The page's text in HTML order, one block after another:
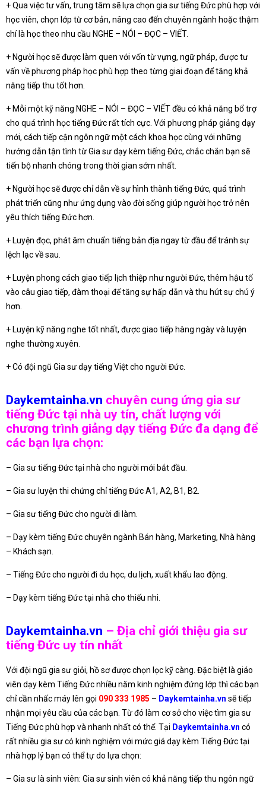
+ Qua việc tư vấn, trung tâm sẽ lựa chọn gia sư tiếng Đức phù hợp với
học viên, chọn lớp từ cơ bản, nâng cao đến chuyên ngành hoặc thậm
chí là học theo nhu cầu NGHE – NÓI – ĐỌC – VIẾT.
+ Người học sẽ được làm quen với vốn từ vựng, ngữ pháp, được tư
vấn về phương pháp học phù hợp theo từng giai đoạn để tăng khả
năng tiếp thu tốt hơn.
+ Mỗi một kỹ năng NGHE – NÓI – ĐỌC – VIẾT đều có khả năng bổ trợ
cho quá trình học tiếng Đức rất tích cực. Với phương pháp giảng dạy
mới, cách tiếp cận ngôn ngữ một cách khoa học cùng với những
hướng dẫn tận tình từ Gia sư dạy kèm tiếng Đức, chắc chắn bạn sẽ
tiến bộ nhanh chóng trong thời gian sớm nhất.
+ Người học sẽ được chỉ dẫn về sự hình thành tiếng Đức, quá trình
phát triển cũng như ứng dụng vào đời sống giúp người học trở nên
yêu thích tiếng Đức hơn.
+ Luyện đọc, phát âm chuẩn tiếng bản địa ngay từ đầu để tránh sự
lệch lạc về sau.
+ Luyện phong cách giao tiếp lịch thiệp như người Đức, thêm hậu tố
vào câu giao tiếp, đàm thoại để tăng sự hấp dẫn và thu hút sự chú ý
hơn.
+ Luyện kỹ năng nghe tốt nhất, được giao tiếp hàng ngày và luyện
nghe thường xuyên.
+ Có đội ngũ Gia sư dạy tiếng Việt cho người Đức.
Daykemtainha.vn chuyên cung ứng gia sư
tiếng Đức tại nhà uy tín, chất lượng với
chương trình giảng dạy tiếng Đức đa dạng để
các bạn lựa chọn:
– Gia sư tiếng Đức tại nhà cho người mới bắt đầu.
– Gia sư luyện thi chứng chỉ tiếng Đức A1, A2, B1, B2.
– Gia sư tiếng Đức cho người đi làm.
– Dạy kèm tiếng Đức chuyên ngành Bán hàng, Marketing, Nhà hàng
– Khách sạn.
– Tiếng Đức cho người đi du học, du lịch, xuất khẩu lao động.
– Dạy kèm tiếng Đức tại nhà cho thiếu nhi.
Daykemtainha.vn – Địa chỉ giới thiệu gia sư
tiếng Đức uy tín nhất
Với đội ngũ gia sư giỏi, hồ sơ được chọn lọc kỹ càng. Đặc biệt là giáo
viên dạy kèm Tiếng Đức nhiều năm kinh nghiệm đứng lớp thì các bạn
chỉ cần nhấc máy lên gọi 090 333 1985 – Daykemtainha.vn sẽ tiếp
nhận mọi yêu cầu của các bạn. Từ đó làm cơ sở cho việc tìm gia sư
Tiếng Đức phù hợp và nhanh nhất có thể. Tại Daykemtainha.vn có
rất nhiều gia sư có kinh nghiệm với mức giá dạy kèm Tiếng Đức tại
nhà hợp lý bạn có thể tự do lựa chọn:
– Gia sư là sinh viên: Gia sư sinh viên có khả năng tiếp thu ngôn ngữ